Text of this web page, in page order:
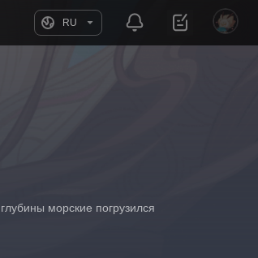
RU
морские погрузился